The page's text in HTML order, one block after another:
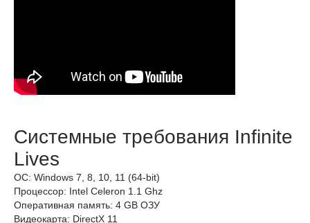
Системные требования Infinite
Lives
ОС: Windows 7, 8, 10, 11 (64-bit)
Процессор: Intel Celeron 1.1 Ghz
Оперативная память: 4 GB ОЗУ
Видеокарта: DirectX 11